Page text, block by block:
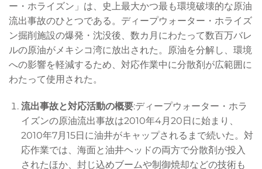
ー・ホライズン」は、史上最大かつ最も環境破壊的な原油
流出事故のひとつである。ディープウォーター・ホライズ
ン掘削施設の爆発・沈没後、数カ月にわたって数百万バレ
ルの原油がメキシコ湾に放出された。原油を分解し、環境
への影響を軽減するため、対応作業中に分散剤が広範囲に
わたって使用された。
流出事故と対応活動の概要:ディープウォーター・ホラ
イズンの原油流出事故は2010年4月20日に始まり、
2010年7月15日に油井がキャップされるまで続いた。対
応作業では、海面と油井ヘッドの両方で分散剤が投入
されたほか、封じ込めブームや制御焼却などの技術も